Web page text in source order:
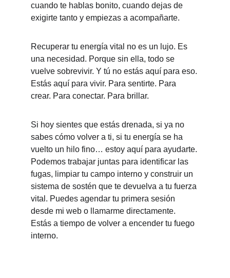
cuando te hablas bonito, cuando dejas de
exigirte tanto y empiezas a acompañarte.
Recuperar tu energía vital no es un lujo. Es
una necesidad. Porque sin ella, todo se
vuelve sobrevivir. Y tú no estás aquí para eso.
Estás aquí para vivir. Para sentirte. Para
crear. Para conectar. Para brillar.
Si hoy sientes que estás drenada, si ya no
sabes cómo volver a ti, si tu energía se ha
vuelto un hilo fino… estoy aquí para ayudarte.
Podemos trabajar juntas para identificar las
fugas, limpiar tu campo interno y construir un
sistema de sostén que te devuelva a tu fuerza
vital. Puedes agendar tu primera sesión
desde mi web o llamarme directamente.
Estás a tiempo de volver a encender tu fuego
interno.